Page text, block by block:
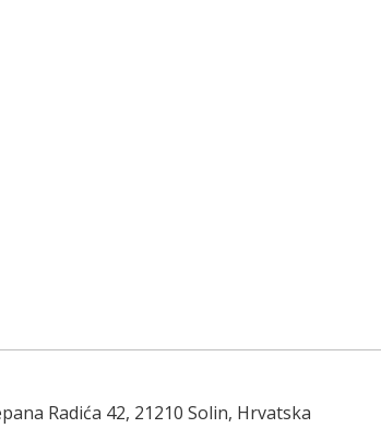
Radića 42, 21210 Solin, Hrvatska